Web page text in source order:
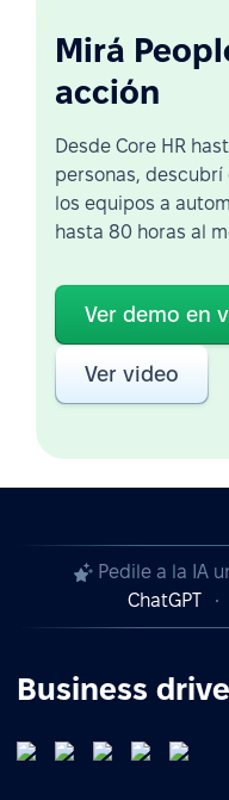
Mirá
acción
Desde Core HR
personas, descubrí
los equipos a
hasta 80 horas al
Ver demo en
Ver video
Pedile a la IA
ChatGPT
Business